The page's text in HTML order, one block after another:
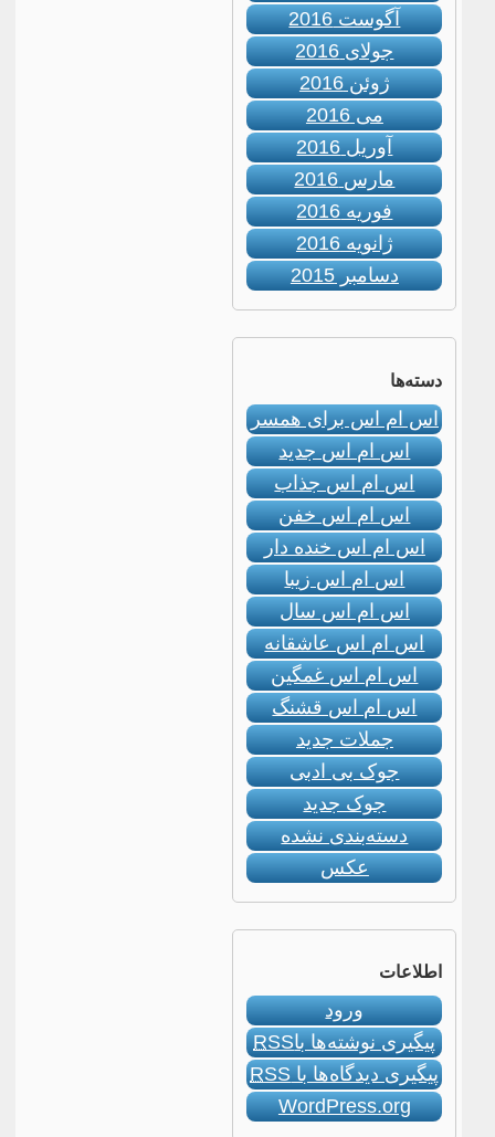
آگوست 2016
جولای 2016
ژوئن 2016
می 2016
آوریل 2016
مارس 2016
فوریه 2016
ژانویه 2016
دسامبر 2015
دسته‌ها
اس ام اس برای همسر
اس ام اس جدید
اس ام اس جذاب
اس ام اس خفن
اس ام اس خنده دار
اس ام اس زیبا
اس ام اس سال
اس ام اس عاشقانه
اس ام اس غمگین
اس ام اس قشنگ
جملات جدید
جوک بی ادبی
جوک جدید
دسته‌بندی نشده
عکس
اطلاعات
ورود
پیگیری نوشته‌ها باRSS
پیگیری دیدگاه‌ها باRSS
WordPress.org